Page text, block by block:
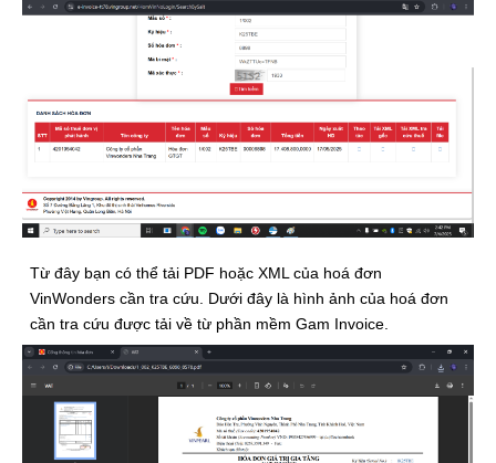
Từ đây bạn có thể tải PDF hoặc XML của hoá đơn
VinWonders cần tra cứu. Dưới đây là hình ảnh của hoá đơn
cần tra cứu được tải về từ phần mềm Gam Invoice.